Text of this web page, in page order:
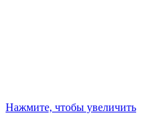
Нажмите, чтобы увеличить